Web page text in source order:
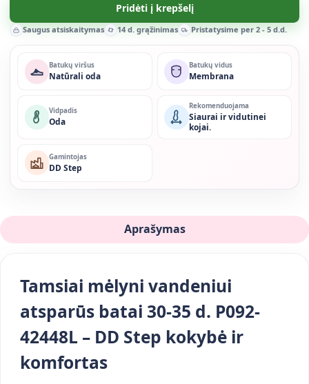
Pridėti į krepšelį
Saugus atsiskaitymas 14 d. grąžinimas Pristatysime per 2 - 5 d.d.
Batukų viršus
Natūrali oda
Batukų vidus
Membrana
Vidpadis
Oda
Rekomenduojama
Siaurai ir vidutinei
kojai.
Gamintojas
DD Step
Aprašymas
Tamsiai mėlyni vandeniui
atsparūs batai 30-35 d. P092-
42448L – DD Step kokybė ir
komfortas